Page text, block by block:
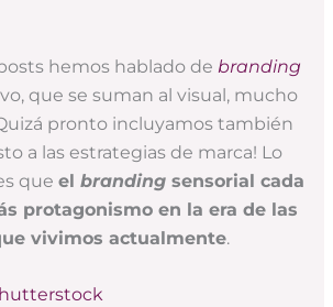
hemos hablado de branding
que se suman al visual, mucho
pronto incluyamos también
a las estrategias de marca! Lo
que el branding sensorial cada
protagonismo en la era de las
vivimos actualmente.